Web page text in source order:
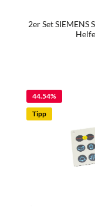
2er Set
44.54%
Tipp